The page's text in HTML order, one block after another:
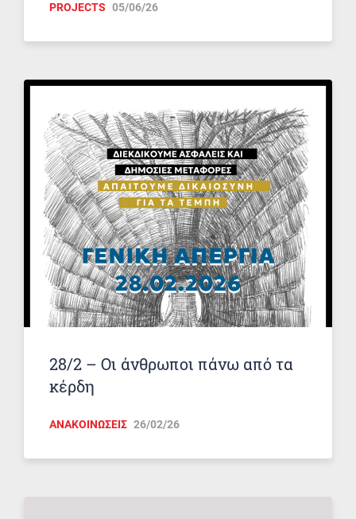
PROJECTS 05/06/26
28/2 – Οι άνθρωποι πάνω από τα
κέρδη
ΑΝΑΚΟΙΝΩΣΕΙΣ 26/02/26